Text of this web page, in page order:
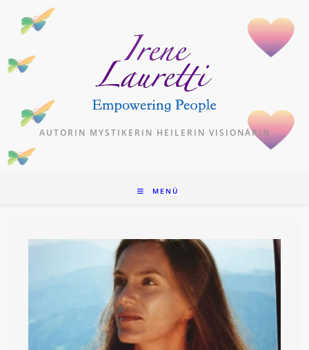
Inhalt
AUTORIN MYSTIKERIN HEILERIN VISIONÄRIN
MENÜ